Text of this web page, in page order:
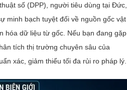
số (DPP), người tiêu dùng tại Đức,
minh bạch tuyệt đối về nguồn gốc vật
hóa dữ liệu từ gốc. Nếu bạn đang gặp
tích thị trường chuyên sâu của
xác, giảm thiểu tối đa rủi ro pháp lý.